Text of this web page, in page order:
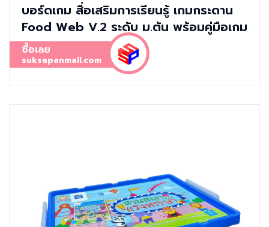
บอร์ดเกม สื่อเสริมการเรียนรู้ เกมกระดาน
Food Web V.2 ระดับ ม.ต้น พร้อมคู่มือเกม
ซื้อเลย
suksapanmall.com